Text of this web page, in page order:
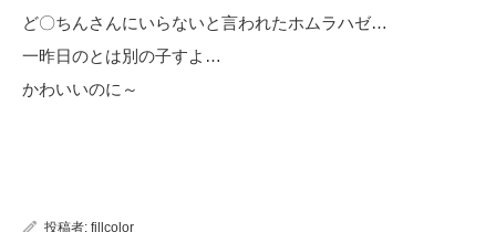
ど〇ちんさんにいらないと言われたホムラハゼ…
一昨日のとは別の子すよ…
かわいいのに～
投稿者: fillcolor